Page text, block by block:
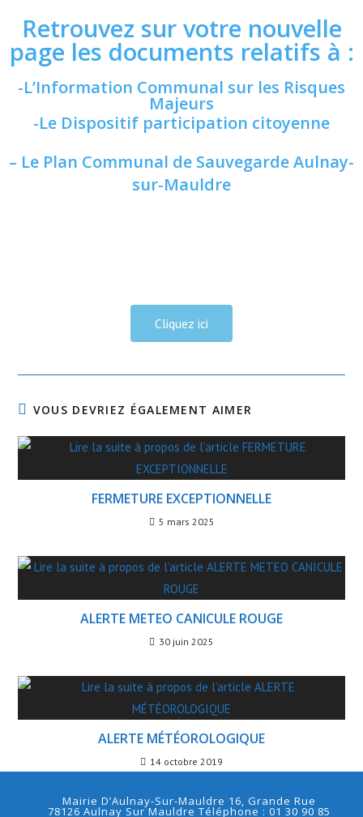
Retrouvez sur votre nouvelle
page les documents relatifs à :
-L’Information Communal sur les Risques
Majeurs
-Le Dispositif participation citoyenne
– Le Plan Communal de Sauvegarde Aulnay-
sur-Mauldre
Cliquez ici
VOUS DEVRIEZ ÉGALEMENT AIMER
FERMETURE EXCEPTIONNELLE
5 mars 2025
ALERTE METEO CANICULE ROUGE
30 juin 2025
ALERTE MÉTÉOROLOGIQUE
14 octobre 2019
Mairie D’Aulnay-Sur-Mauldre 16, Grande Rue
78126 Aulnay Sur Mauldre Téléphone : 01 30 90 85